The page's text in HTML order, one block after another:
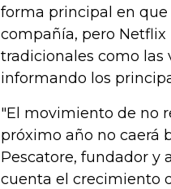
forma principal en que
compañía, pero
tradicionales como las
informando los
"El movimiento de no
próximo año no caerá
Pescatore, fundador y
cuenta el crecimiento